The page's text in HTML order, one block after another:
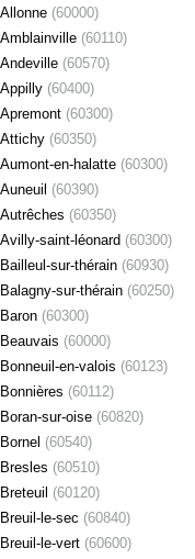
Allonne (60000)
Amblainville (60110)
Andeville (60570)
Appilly (60400)
Apremont (60300)
Attichy (60350)
Aumont-en-halatte (60300)
Auneuil (60390)
Autrêches (60350)
Avilly-saint-léonard (60300)
Bailleul-sur-thérain (60930)
Balagny-sur-thérain (60250)
Baron (60300)
Beauvais (60000)
Bonneuil-en-valois (60123)
Bonnières (60112)
Boran-sur-oise (60820)
Bornel (60540)
Bresles (60510)
Breteuil (60120)
Breuil-le-sec (60840)
Breuil-le-vert (60600)